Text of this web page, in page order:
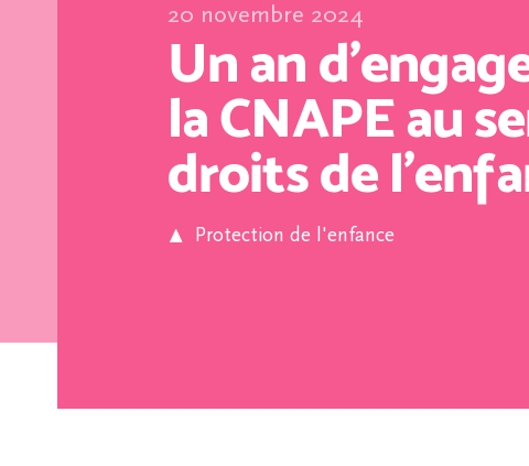
20 novembre 2024
Un an
la CNAPE au
droits de
Protection de l'enfance